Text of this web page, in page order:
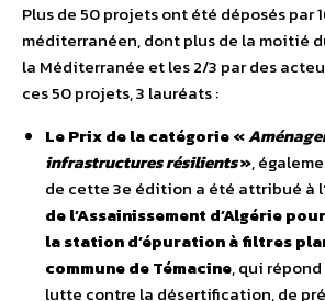
Plus de 50 projets ont été déposés par
méditerranéen, dont plus de la moitié
la Méditerranée et les 2/3 par des
ces 50 projets, 3 lauréats :
Le Prix de la catégorie «
infrastructures résilients»,
de cette 3e édition a été attribué à l’
de l’Assainissement d’Algérie
la station d’épuration à filtres
commune de Témacine, qui
lutte contre la désertification, de